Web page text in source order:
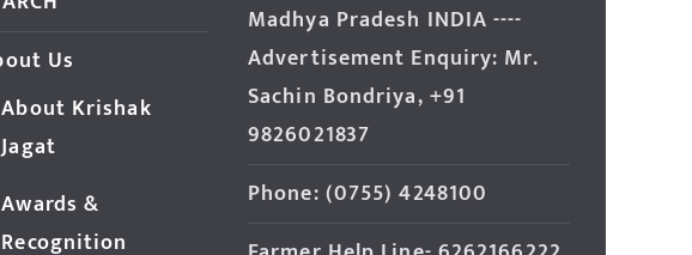
Us
About Krishak
Jagat
Awards &
Recognition
Madhya Pradesh INDIA ----
Advertisement Enquiry: Mr.
Sachin Bondriya, +91
9826021837
Phone: (0755) 4248100